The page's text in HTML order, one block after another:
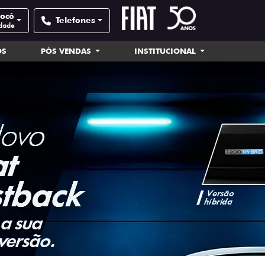
Telefones
PÓS VENDAS INSTITUCIONAL